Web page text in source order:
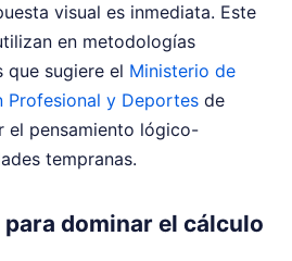
visual es inmediata. Este
en metodologías
que sugiere el Ministerio de
Profesional y Deportes de
el pensamiento lógico-
tempranas.
dominar el cálculo